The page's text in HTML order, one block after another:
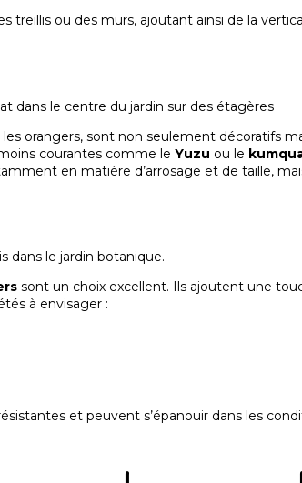
treillis ou des murs, ajoutant ainsi de la
orangers, sont non seulement décoratifs
courantes comme le Yuzu ou le
en matière d’arrosage et de taille,
sont un choix excellent. Ils ajoutent une
à envisager :
et peuvent s’épanouir dans les